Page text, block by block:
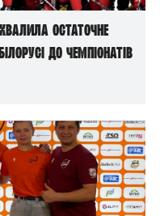
остаточне
до чемпіонатів